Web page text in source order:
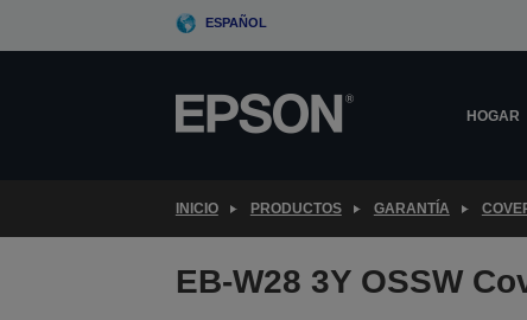
ESPAÑOL
HOGAR
INICIO PRODUCTOS GARANTÍA
EB-W28 3Y OSSW